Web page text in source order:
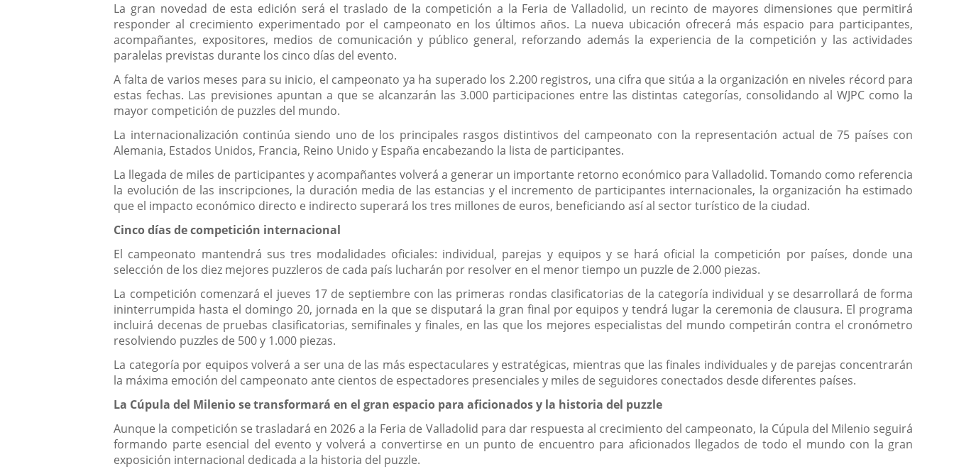
La gran novedad de esta edición será el traslado de la competición a la Feria de Valladolid, un recinto de mayores dimensiones que permitirá
responder al crecimiento experimentado por el campeonato en los últimos años. La nueva ubicación ofrecerá más espacio para participantes,
acompañantes, expositores, medios de comunicación y público general, reforzando además la experiencia de la competición y las actividades
paralelas previstas durante los cinco días del evento.
A falta de varios meses para su inicio, el campeonato ya ha superado los 2.200 registros, una cifra que sitúa a la organización en niveles récord para
estas fechas. Las previsiones apuntan a que se alcanzarán las 3.000 participaciones entre las distintas categorías, consolidando al WJPC como la
mayor competición de puzzles del mundo.
La internacionalización continúa siendo uno de los principales rasgos distintivos del campeonato con la representación actual de 75 países con
Alemania, Estados Unidos, Francia, Reino Unido y España encabezando la lista de participantes.
La llegada de miles de participantes y acompañantes volverá a generar un importante retorno económico para Valladolid. Tomando como referencia
la evolución de las inscripciones, la duración media de las estancias y el incremento de participantes internacionales, la organización ha estimado
que el impacto económico directo e indirecto superará los tres millones de euros, beneficiando así al sector turístico de la ciudad.
Cinco días de competición internacional
El campeonato mantendrá sus tres modalidades oficiales: individual, parejas y equipos y se hará oficial la competición por países, donde una
selección de los diez mejores puzzleros de cada país lucharán por resolver en el menor tiempo un puzzle de 2.000 piezas.
La competición comenzará el jueves 17 de septiembre con las primeras rondas clasificatorias de la categoría individual y se desarrollará de forma
ininterrumpida hasta el domingo 20, jornada en la que se disputará la gran final por equipos y tendrá lugar la ceremonia de clausura. El programa
incluirá decenas de pruebas clasificatorias, semifinales y finales, en las que los mejores especialistas del mundo competirán contra el cronómetro
resolviendo puzzles de 500 y 1.000 piezas.
La categoría por equipos volverá a ser una de las más espectaculares y estratégicas, mientras que las finales individuales y de parejas concentrarán
la máxima emoción del campeonato ante cientos de espectadores presenciales y miles de seguidores conectados desde diferentes países.
La Cúpula del Milenio se transformará en el gran espacio para aficionados y la historia del puzzle
Aunque la competición se trasladará en 2026 a la Feria de Valladolid para dar respuesta al crecimiento del campeonato, la Cúpula del Milenio seguirá
formando parte esencial del evento y volverá a convertirse en un punto de encuentro para aficionados llegados de todo el mundo con la gran
exposición internacional dedicada a la historia del puzzle.